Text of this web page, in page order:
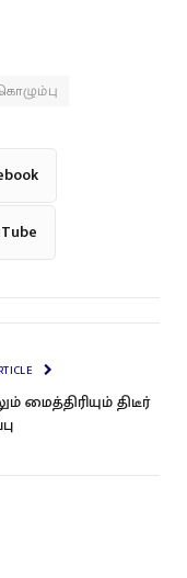
மைத்திரியும் திடீர்